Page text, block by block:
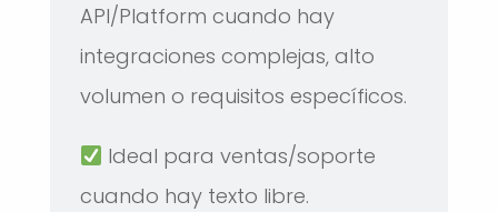
API/Platform cuando hay
integraciones complejas, alto
volumen o requisitos específicos.
Ideal para ventas/soporte
cuando hay texto libre.